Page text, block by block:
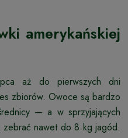
amerykańskiej
aż do pierwszych dni
zbiorów. Owoce są bardzo
— a w sprzyjających
nawet do 8 kg jagód.